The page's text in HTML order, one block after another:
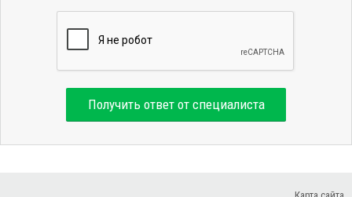
Получить ответ от специалиста